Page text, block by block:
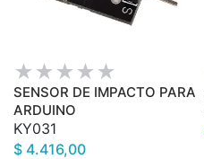
SENSOR DE IMPACTO PARA
ARDUINO
KY031
$ 4.416,00